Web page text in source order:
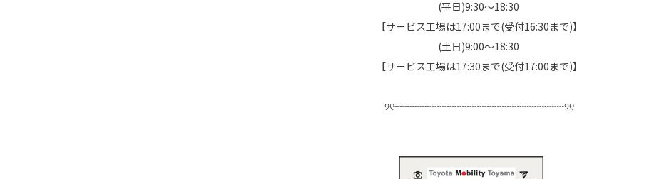
(平日)9:30〜18:30
【サービス工場は17:00まで(受付16:30まで)】
(土日)9:00〜18:30
【サービス工場は17:30まで(受付17:00まで)】
୨୧┈┈┈┈┈┈┈┈┈┈┈┈┈┈┈┈┈୨୧